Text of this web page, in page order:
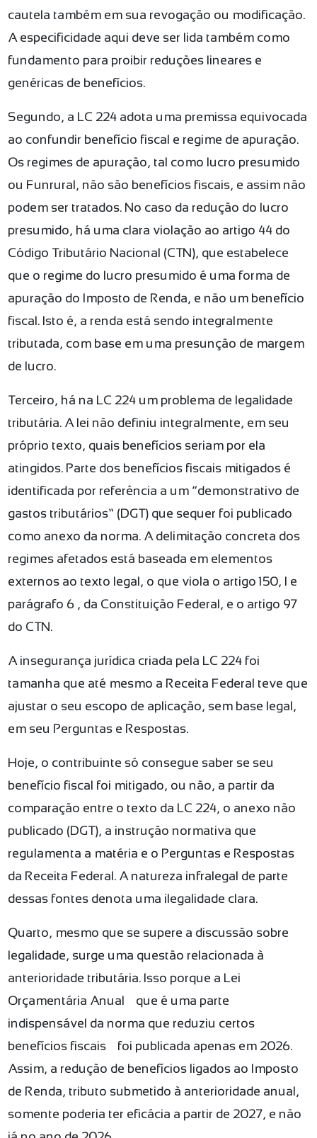
cautela também em sua revogação ou modificação.
A especificidade aqui deve ser lida também como
fundamento para proibir reduções lineares e
genéricas de benefícios.
Segundo, a LC 224 adota uma premissa equivocada
ao confundir benefício fiscal e regime de apuração.
Os regimes de apuração, tal como lucro presumido
ou Funrural, não são benefícios fiscais, e assim não
podem ser tratados. No caso da redução do lucro
presumido, há uma clara violação ao artigo 44 do
Código Tributário Nacional (CTN), que estabelece
que o regime do lucro presumido é uma forma de
apuração do Imposto de Renda, e não um benefício
fiscal. Isto é, a renda está sendo integralmente
tributada, com base em uma presunção de margem
de lucro.
Terceiro, há na LC 224 um problema de legalidade
tributária. A lei não definiu integralmente, em seu
próprio texto, quais benefícios seriam por ela
atingidos. Parte dos benefícios fiscais mitigados é
identificada por referência a um “demonstrativo de
gastos tributários” (DGT) que sequer foi publicado
como anexo da norma. A delimitação concreta dos
regimes afetados está baseada em elementos
externos ao texto legal, o que viola o artigo 150, I e
parágrafo 6º, da Constituição Federal, e o artigo 97
do CTN.
A insegurança jurídica criada pela LC 224 foi
tamanha que até mesmo a Receita Federal teve que
ajustar o seu escopo de aplicação, sem base legal,
em seu Perguntas e Respostas.
Hoje, o contribuinte só consegue saber se seu
benefício fiscal foi mitigado, ou não, a partir da
comparação entre o texto da LC 224, o anexo não
publicado (DGT), a instrução normativa que
regulamenta a matéria e o Perguntas e Respostas
da Receita Federal. A natureza infralegal de parte
dessas fontes denota uma ilegalidade clara.
Quarto, mesmo que se supere a discussão sobre
legalidade, surge uma questão relacionada à
anterioridade tributária. Isso porque a Lei
Orçamentária Anual — que é uma parte
indispensável da norma que reduziu certos
benefícios fiscais — foi publicada apenas em 2026.
Assim, a redução de benefícios ligados ao Imposto
de Renda, tributo submetido à anterioridade anual,
somente poderia ter eficácia a partir de 2027, e não